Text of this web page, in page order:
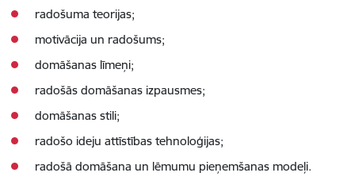
radošuma teorijas;
motivācija un radošums;
domāšanas līmeņi;
radošās domāšanas izpausmes;
domāšanas stili;
radošo ideju attīstības tehnoloģijas;
radošā domāšana un lēmumu pieņemšanas modeļi.